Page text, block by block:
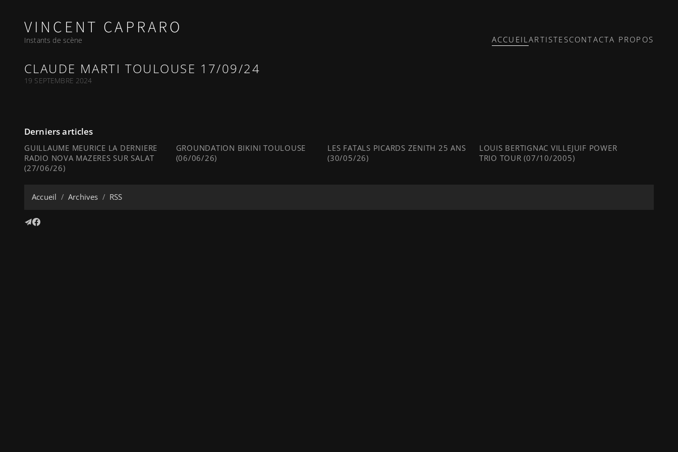
VINCENT CAPRARO
Instants de scène ACCUEILARTISTESCONTACTA PROPOS
CLAUDE MARTI TOULOUSE 17/09/24
19 SEPTEMBRE 2024
Derniers articles
GUILLAUME MEURICE LA DERNIERE
RADIO NOVA MAZERES SUR SALAT
(27/06/26)
GROUNDATION BIKINI TOULOUSE
(06/06/26)
LES FATALS PICARDS ZENITH 25 ANS
(30/05/26)
LOUIS BERTIGNAC VILLEJUIF POWER
TRIO TOUR (07/10/2005)
Accueil Archives RSS